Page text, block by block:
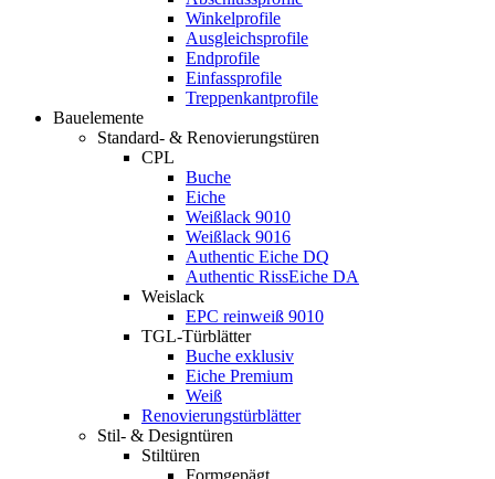
Winkelprofile
Ausgleichsprofile
Endprofile
Einfassprofile
Treppenkantprofile
Bauelemente
Standard- & Renovierungstüren
CPL
Buche
Eiche
Weißlack 9010
Weißlack 9016
Authentic Eiche DQ
Authentic RissEiche DA
Weislack
EPC reinweiß 9010
TGL-Türblätter
Buche exklusiv
Eiche Premium
Weiß
Renovierungstürblätter
Stil- & Designtüren
Stiltüren
Formgepägt